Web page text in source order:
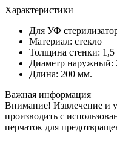
Характеристики
Для УФ
Материал: стекло
Толщина стенки:
Диаметр наружный:
Длина: 200 мм.
Важная информация
Внимание! Извлечение и
производить с
перчаток для